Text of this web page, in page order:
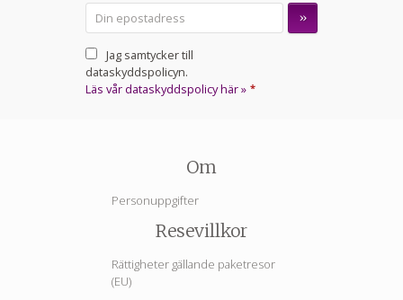
Jag samtycker till
dataskyddspolicyn.
Läs vår dataskyddspolicy här » *
Om
Personuppgifter
Resevillkor
Rättigheter gällande paketresor
(EU)